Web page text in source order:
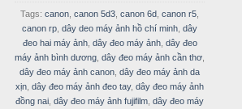
Tags: canon canon 5d3 canon 6d canon r5
canon rp dây deo máy ảnh hồ chí minh dây
đeo hai máy ảnh, dây đeo máy ảnh, dây đeo
máy ảnh bình dương dây đeo máy ảnh cần thơ
dây đeo máy ảnh canon dây đeo máy ảnh da
xịn dây đeo máy ảnh đeo tay, dây đeo máy ảnh
đồng nai dây đeo máy ảnh fujifilm dây đeo máy